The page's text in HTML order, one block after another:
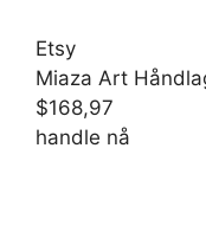
Etsy
Miaza Art
$168,97
handle nå